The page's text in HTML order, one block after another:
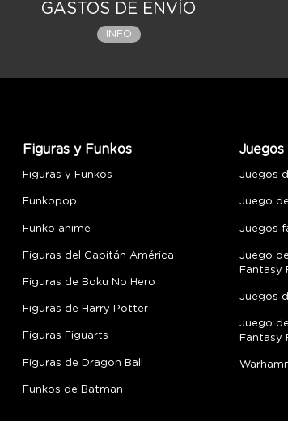
GASTOS DE ENVÍO
INFO
Figuras y Funkos
Figuras y Funkos
Funkopop
Funko anime
Figuras del Capitán América
Figuras de Boku No Hero
Figuras de Harry Potter
Figuras Figuarts
Figuras de Dragon Ball
Funkos de Batman
Juegos
Juegos
Juego
Juegos
Juego
Fantasy
Juegos
Juego
Fantasy